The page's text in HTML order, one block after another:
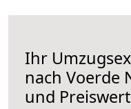
Ihr
nach Voerde
und Preiswert